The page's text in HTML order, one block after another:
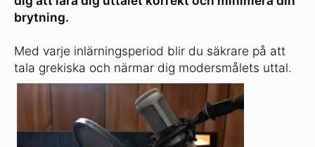
brytning.
Med varje inlärningsperiod blir du säkrare på att
tala grekiska och närmar dig modersmålets uttal.